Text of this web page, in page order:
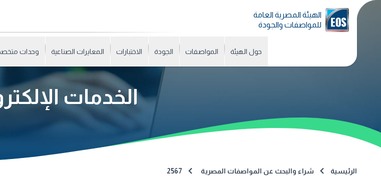
الهيئة المصرية العامة
للمواصفات والجودة
حول الهيئة المواصفات الجودة الاختبارات المعايرات الصناعية وحدات
الخدمات
الرئيسية شراء والبحث عن المواصفات المصرية 2567